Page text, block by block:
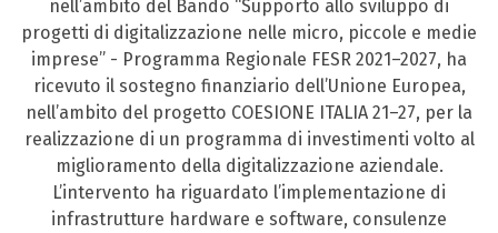
nell’ambito del Bando “Supporto allo sviluppo di
progetti di digitalizzazione nelle micro, piccole e medie
imprese” - Programma Regionale FESR 2021–2027, ha
ricevuto il sostegno finanziario dell’Unione Europea,
nell’ambito del progetto COESIONE ITALIA 21–27, per la
realizzazione di un programma di investimenti volto al
miglioramento della digitalizzazione aziendale.
L’intervento ha riguardato l’implementazione di
infrastrutture hardware e software, consulenze